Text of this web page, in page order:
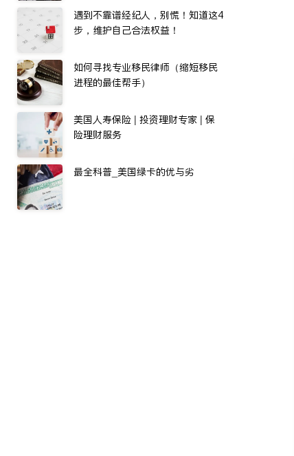
遇到不靠谱经纪人，别慌！知道这4
步，维护自己合法权益！
如何寻找专业移民律师（缩短移民
进程的最佳帮手）
美国人寿保险 | 投资理财专家 | 保
险理财服务
最全科普_美国绿卡的优与劣